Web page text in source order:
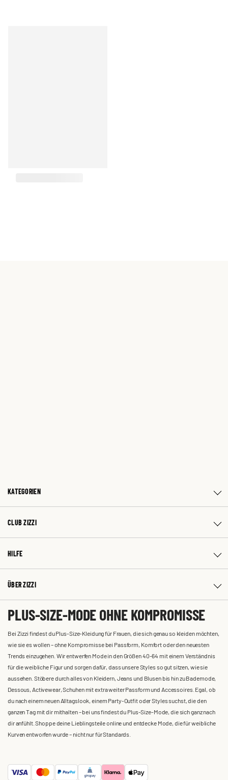
KATEGORIEN
CLUB ZIZZI
HILFE
ÜBER ZIZZI
PLUS-SIZE-MODE OHNE KOMPROMISSE
Bei Zizzi findest du Plus-Size-Kleidung für Frauen, die sich genau so kleiden möchten,
wie sie es wollen – ohne Kompromisse bei Passform, Komfort oder den neuesten
Trends einzugehen. Wir entwerfen Mode in den Größen 40-64 mit einem Verständnis
für die weibliche Figur und sorgen dafür, dass unsere Styles so gut sitzen, wie sie
aussehen. Stöbere durch alles von Kleidern, Jeans und Blusen bis hin zu Bademode,
Dessous, Activewear, Schuhen mit extra weiter Passform und Accessoires. Egal, ob
du nach einem neuen Alltagslook, einem Party-Outfit oder Styles suchst, die den
ganzen Tag mit dir mithalten – bei uns findest du Plus-Size-Mode, die sich ganz nach
dir anfühlt. Shoppe deine Lieblingsteile online und entdecke Mode, die für weibliche
Kurven entworfen wurde – nicht nur für Standards.